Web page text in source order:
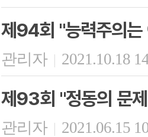
제94회 "능력주의는
관리자 | 2021.10.18
제93회 "정동의 문
관리자 | 2021.06.15